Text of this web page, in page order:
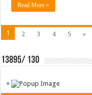
Read More »
1 2 3 4 5 »
13895/ 130
×